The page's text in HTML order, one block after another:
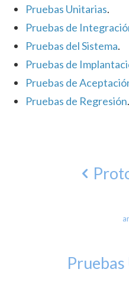
Pruebas Unitarias.
Pruebas de
Pruebas del Sistema.
Pruebas de
Pruebas de
Pruebas de Regresión.